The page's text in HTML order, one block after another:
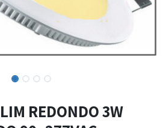
REDONDO 3W